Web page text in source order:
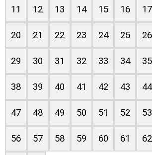
11 12 13 14 15 16 17
20 21 22 23 24 25 26
29 30 31 32 33 34 35
38 39 40 41 42 43 44
47 48 49 50 51 52 53
56 57 58 59 60 61 62